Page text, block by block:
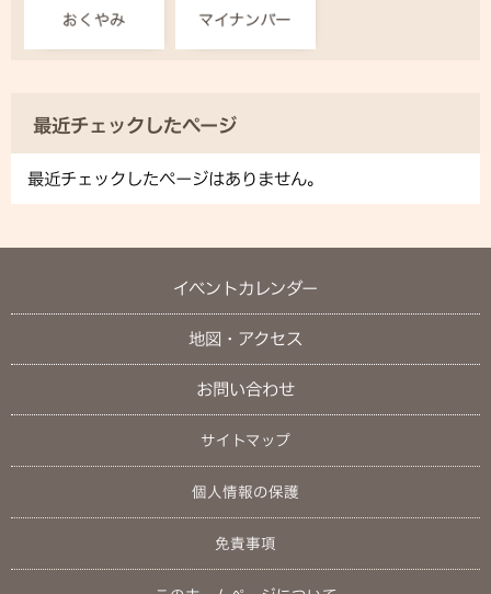
最近チェックしたページ
最近チェックしたページはありません。
イベントカレンダー
地図・アクセス
お問い合わせ
サイトマップ
個人情報の保護
免責事項